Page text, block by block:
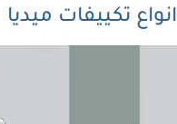
انواع تكييفات ميديا